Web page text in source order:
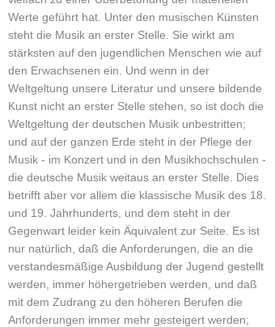
Werte geführt hat. Unter den musischen Künsten
steht die Musik an erster Stelle. Sie wirkt am
stärksten auf den jugendlichen Menschen wie auf
den Erwachsenen ein. Und wenn in der
Weltgeltung unsere Literatur und unsere bildende
Kunst nicht an erster Stelle stehen, so ist doch die
Weltgeltung der deutschen Musik unbestritten;
und auf der ganzen Erde steht in der Pflege der
Musik - im Konzert und in den Musikhochschulen -
die deutsche Musik weitaus an erster Stelle. Dies
betrifft aber vor allem die klassische Musik des 18.
und 19. Jahrhunderts, und dem steht in der
Gegenwart leider kein Äquivalent zur Seite. Es ist
nur natürlich, daß die Anforderungen, die an die
verstandesmäßige Ausbildung der Jugend gestellt
werden, immer höhergetrieben werden, und daß
mit dem Zudrang zu den höheren Berufen die
Anforderungen immer mehr gesteigert werden;